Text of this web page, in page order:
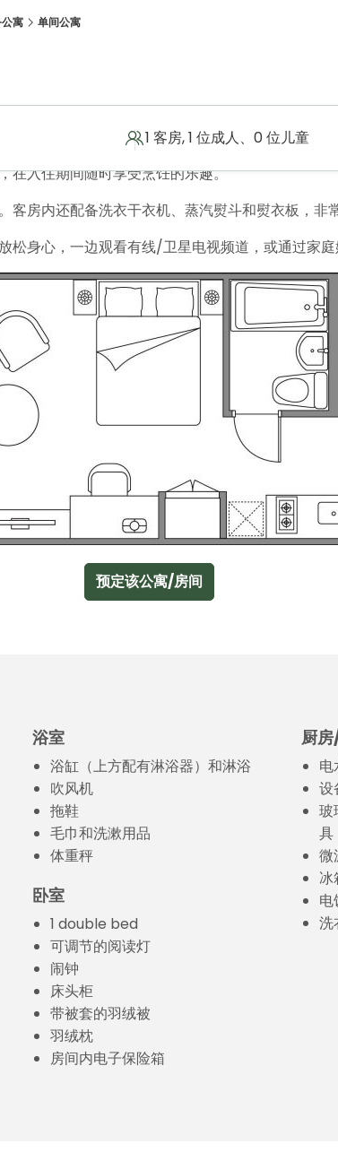
1 客房, 1 位成人、0 位儿童
寓 单间公寓
和用餐区，以及设备齐全的厨房，让您尽享如家
在入住期间随时享受烹饪的乐趣。
房内还配备洗衣干衣机、蒸汽熨斗和熨衣板，非
松身心，一边观看有线/卫星电视频道，或通过家庭
预定该公寓/房间
浴室
浴缸（上方配有淋浴器）和淋浴
吹风机
拖鞋
毛巾和洗漱用品
体重秤
卧室
1 double bed
可调节的阅读灯
闹钟
床头柜
带被套的羽绒被
羽绒枕
房间内电子保险箱
厨
电
设
玻
具
微
冰
电
洗